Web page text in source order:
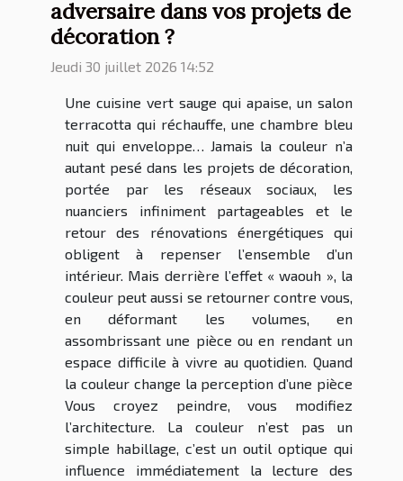
adversaire dans vos projets de
décoration ?
Jeudi 30 juillet 2026 14:52
Une cuisine vert sauge qui apaise, un salon
terracotta qui réchauffe, une chambre bleu
nuit qui enveloppe… Jamais la couleur n’a
autant pesé dans les projets de décoration,
portée par les réseaux sociaux, les
nuanciers infiniment partageables et le
retour des rénovations énergétiques qui
obligent à repenser l’ensemble d’un
intérieur. Mais derrière l’effet « waouh », la
couleur peut aussi se retourner contre vous,
en déformant les volumes, en
assombrissant une pièce ou en rendant un
espace difficile à vivre au quotidien. Quand
la couleur change la perception d’une pièce
Vous croyez peindre, vous modifiez
l’architecture. La couleur n’est pas un
simple habillage, c’est un outil optique qui
influence immédiatement la lecture des